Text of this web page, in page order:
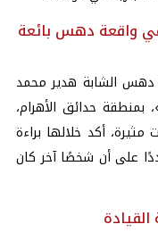
واقعة دهس بائعة
الشابة هدير محمد
بمنطقة حدائق الأهرام،
أكد خلالها براءة
على أن شخصًا آخر كان